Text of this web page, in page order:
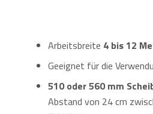
Arbeitsbreite 4 bis 12
Geeignet für die
510 oder 560 mm
Abstand von 24 cm